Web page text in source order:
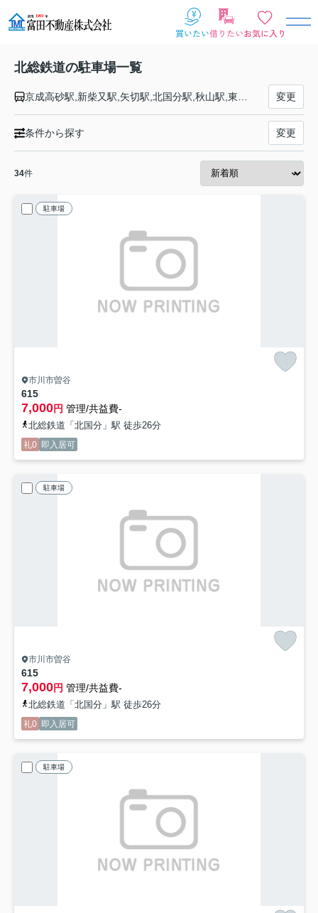
北総鉄道の駐車場一覧
変更
条件から探す 変更
34件
駐車場
市川市曽谷
615
7,000円 管理/共益費-
北総鉄道「北国分」駅 徒歩26分
礼0 即入居可
駐車場
市川市曽谷
615
7,000円 管理/共益費-
北総鉄道「北国分」駅 徒歩26分
礼0 即入居可
駐車場